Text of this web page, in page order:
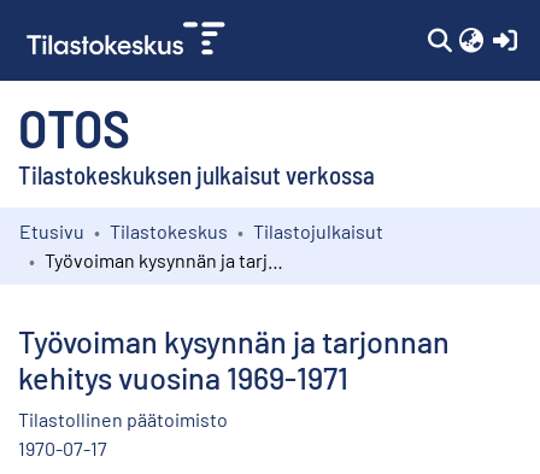
OTOS
Tilastokeskuksen julkaisut verkossa
Kokoelmat
Etusivu Tilastokeskus
Tilastojulkaisut
Työvoiman kysynnän ja tarjonnan
kehitys vuosina 1969-1971
Tilastollinen päätoimisto
1970-07-17